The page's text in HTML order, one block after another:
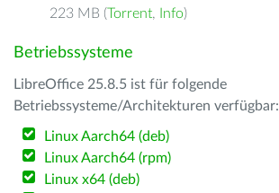
223 MB (Torrent, Info)
Betriebssysteme
LibreOffice 25.8.5 ist für folgende
Betriebssysteme/Architekturen verfügbar:
Linux Aarch64 (deb)
Linux Aarch64 (rpm)
Linux x64 (deb)